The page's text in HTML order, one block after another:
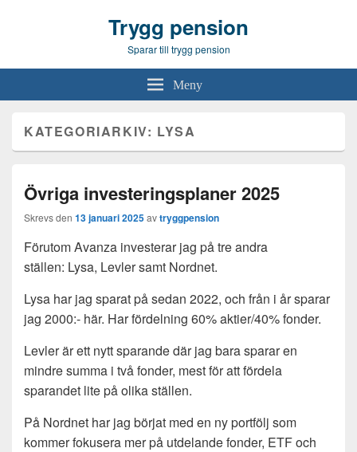
Trygg pension
Sparar till trygg pension
Meny
KATEGORIARKIV: LYSA
Övriga investeringsplaner 2025
Skrevs den 13 januari 2025avtryggpension
Förutom Avanza investerar jag på tre andra
ställen: Lysa, Levler samt Nordnet.
Lysa har jag sparat på sedan 2022, och från i år sparar
jag 2000:- här. Har fördelning 60% aktier/40% fonder.
Levler är ett nytt sparande där jag bara sparar en
mindre summa i två fonder, mest för att fördela
sparandet lite på olika ställen.
På Nordnet har jag börjat med en ny portfölj som
kommer fokusera mer på utdelande fonder, ETF och